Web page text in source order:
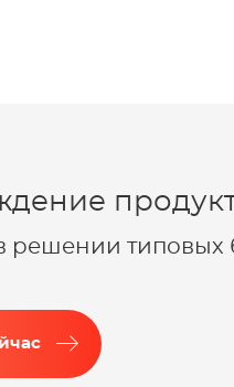
типовых